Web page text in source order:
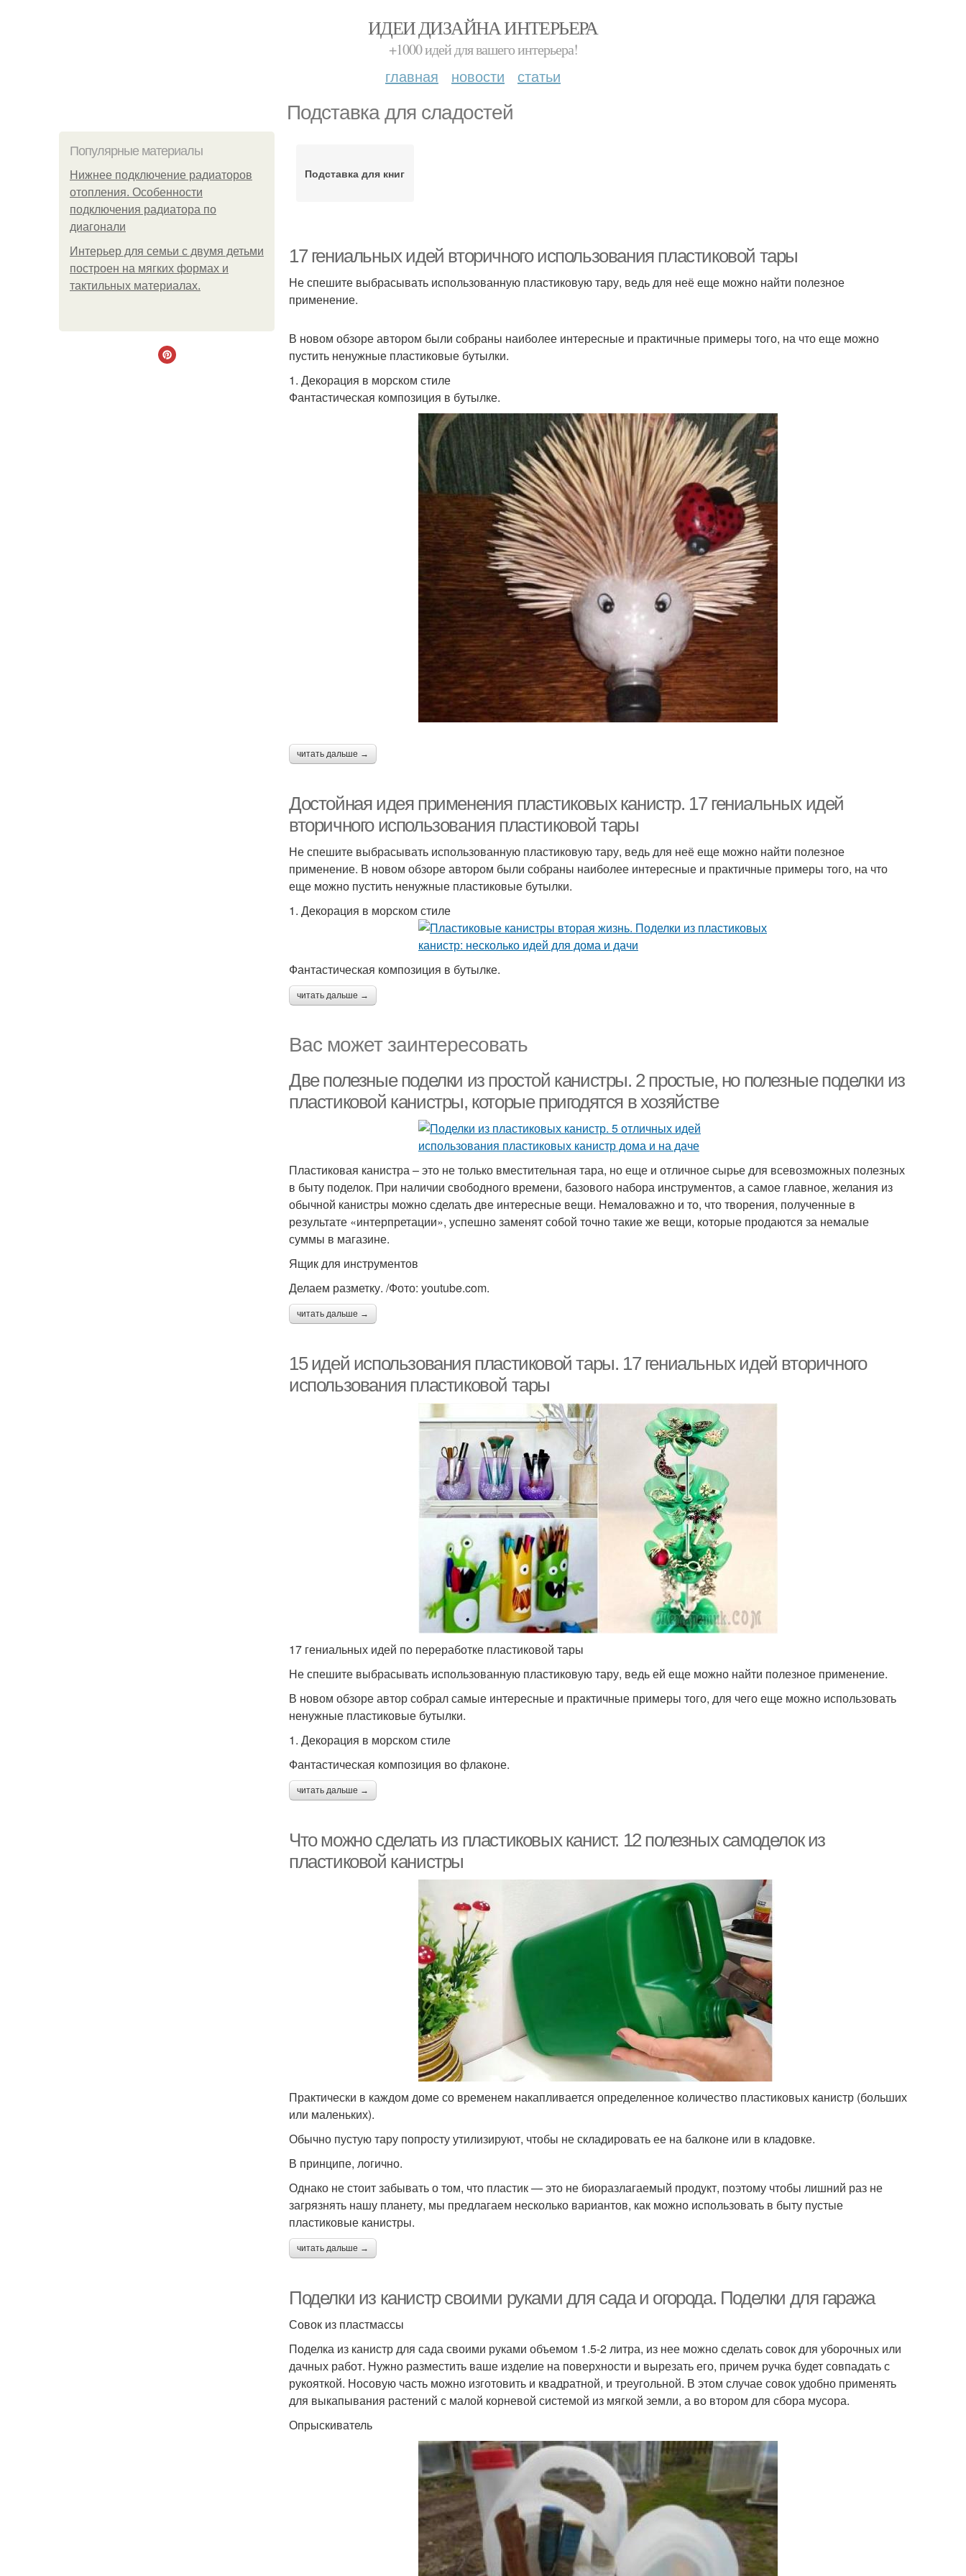
ИДЕИ ДИЗАЙНА ИНТЕРЬЕРА
+1000 идей для вашего интерьера!
главная новости статьи
Подставка для сладостей
Популярные материалы
Нижнее подключение радиаторов
отопления. Особенности
подключения радиатора по
диагонали
Интерьер для семьи с двумя детьми
построен на мягких формах и
тактильных материалах.
Подставка для книг
17 гениальных идей вторичного использования пластиковой тары
Не спешите выбрасывать использованную пластиковую тару, ведь для неё еще можно найти полезное
применение.
В новом обзоре автором были собраны наиболее интересные и практичные примеры того, на что еще можно
пустить ненужные пластиковые бутылки.
1. Декорация в морском стиле
Фантастическая композиция в бутылке.
читать дальше →
Достойная идея применения пластиковых канистр. 17 гениальных идей
вторичного использования пластиковой тары
Не спешите выбрасывать использованную пластиковую тару, ведь для неё еще можно найти полезное
применение. В новом обзоре автором были собраны наиболее интересные и практичные примеры того, на что
еще можно пустить ненужные пластиковые бутылки.
1. Декорация в морском стиле
Фантастическая композиция в бутылке.
читать дальше →
Вас может заинтересовать
Две полезные поделки из простой канистры. 2 простые, но полезные поделки из
пластиковой канистры, которые пригодятся в хозяйстве
Пластиковая канистра – это не только вместительная тара, но еще и отличное сырье для всевозможных полезных
в быту поделок. При наличии свободного времени, базового набора инструментов, а самое главное, желания из
обычной канистры можно сделать две интересные вещи. Немаловажно и то, что творения, полученные в
результате «интерпретации», успешно заменят собой точно такие же вещи, которые продаются за немалые
суммы в магазине.
Ящик для инструментов
Делаем разметку. /Фото: youtube.com.
читать дальше →
15 идей использования пластиковой тары. 17 гениальных идей вторичного
использования пластиковой тары
17 гениальных идей по переработке пластиковой тары
Не спешите выбрасывать использованную пластиковую тару, ведь ей еще можно найти полезное применение.
В новом обзоре автор собрал самые интересные и практичные примеры того, для чего еще можно использовать
ненужные пластиковые бутылки.
1. Декорация в морском стиле
Фантастическая композиция во флаконе.
читать дальше →
Что можно сделать из пластиковых канист. 12 полезных самоделок из
пластиковой канистры
Практически в каждом доме со временем накапливается определенное количество пластиковых канистр (больших
или маленьких).
Обычно пустую тару попросту утилизируют, чтобы не складировать ее на балконе или в кладовке.
В принципе, логично.
Однако не стоит забывать о том, что пластик — это не биоразлагаемый продукт, поэтому чтобы лишний раз не
загрязнять нашу планету, мы предлагаем несколько вариантов, как можно использовать в быту пустые
пластиковые канистры.
читать дальше →
Поделки из канистр своими руками для сада и огорода. Поделки для гаража
Совок из пластмассы
Поделка из канистр для сада своими руками объемом 1.5-2 литра, из нее можно сделать совок для уборочных или
дачных работ. Нужно разместить ваше изделие на поверхности и вырезать его, причем ручка будет совпадать с
рукояткой. Носовую часть можно изготовить и квадратной, и треугольной. В этом случае совок удобно применять
для выкапывания растений с малой корневой системой из мягкой земли, а во втором для сбора мусора.
Опрыскиватель